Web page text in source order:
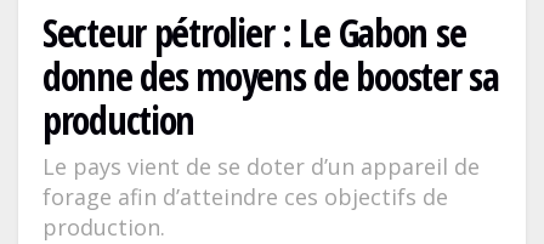
Secteur pétrolier : Le Gabon se
donne des moyens de booster sa
production
Le pays vient de se doter d’un appareil de
forage afin d’atteindre ces objectifs de
production.